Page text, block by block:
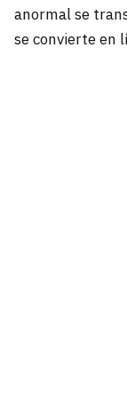
anormal se
se convierte en